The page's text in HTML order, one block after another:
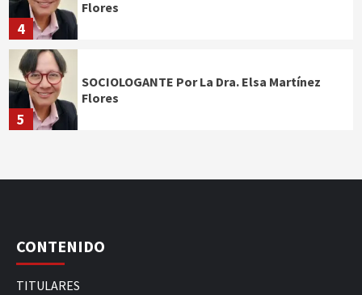
4
Flores
5
SOCIOLOGANTE Por La Dra. Elsa Martínez
Flores
CONTENIDO
TITULARES